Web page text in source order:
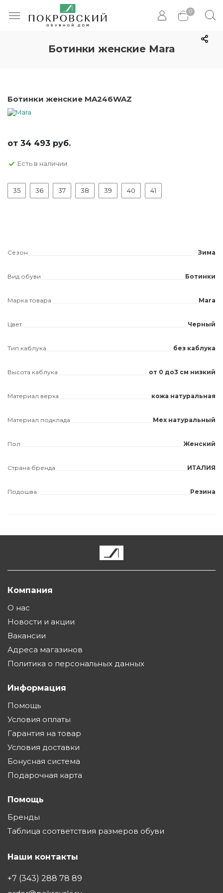
0
Ботинки женские Mara
Ботинки женские MA246WAZ
от 34 493 руб.
Есть в наличии
35 36 37 38 39 40 41
Сезон Зима
Вид обуви Ботинки
Марка товара Mara
Цвет Черный
Тип каблука без каблука
Высота каблука от 0 до3 см низкий
Материал верха кожа натуральная
Материал подклада Мех натуральный
Пол Женский
Страна бренда ИТАЛИЯ
Подошва Резина
Компания
О нас
Новости и акции
Вакансии
Адреса магазинов
Политика о персональных данных
Информация
Помощь
Условия оплаты
Гарантия на товар
Условия доставки
Бонусная система
Подарочная карта
Помощь
Бренды
Таблица соответствия размеров обуви
Наши контакты
+7 (343) 288 78 89